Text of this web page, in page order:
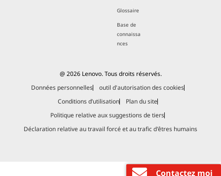
Contactez moi
Glossaire
Base de
connaissa
nces
@ 2026 Lenovo. Tous droits réservés.
Données personnelles
outil d'autorisation des cookies
Conditions d’utilisation
Plan du site
Politique relative aux suggestions de tiers
Déclaration relative au travail forcé et au trafic d'êtres humains